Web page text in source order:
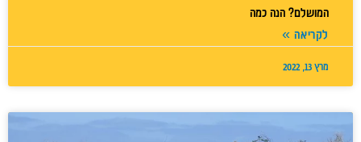
המושלם? הנה כמה
לקריאה »
מרץ 13, 2022